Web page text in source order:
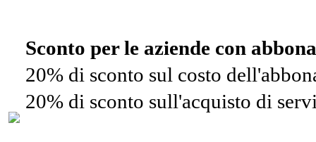
Sconto per le aziende con
20% di sconto sul costo
20% di sconto sull'acquisto di